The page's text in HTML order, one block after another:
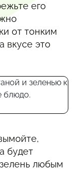
его
от тонким
вкусе это
будет
любым